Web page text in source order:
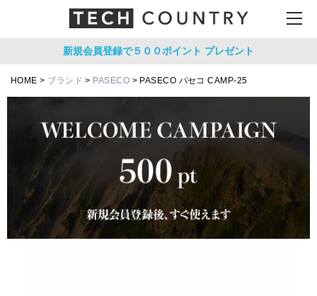
新規会員登録で５００ポイント プレゼント
HOME ブランド PASECO PASECO パセコ CAMP-25